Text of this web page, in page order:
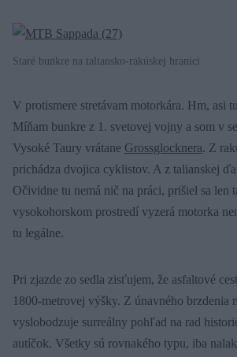
Staré bunkre na taliansko-rakúskej hranici
V protismere stretávam motorkára. Hm, asi
Míňam bunkre z 1. svetovej vojny a som v
Vysoké Taury vrátane Grossglocknera. Z
prichádza dvojica cyklistov. A z talianskej
Očividne tu nemá nič na práci, prišiel sa len
vysokohorskom prostredí vyzerá motorka
tu legálne.
Pri zjazde zo sedla zisťujem, že asfaltové
1800-metrovej výšky. Z únavného brzdenia
vyslobodzuje surreálny pohľad na rad
autíčok. Všetky sú rovnakého typu, iba